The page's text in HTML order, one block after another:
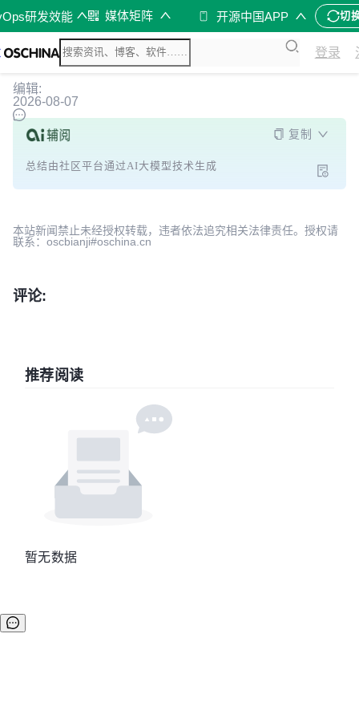
研发效能 媒体矩阵 开源中国APP 切
登录
编辑:
2026-08-07
复制
总结由社区平台通过AI大模型技术生成
本站新闻禁止未经授权转载，违者依法追究相关法律责任。授权请
联系：oscbianji#oschina.cn
评论:
推荐阅读
暂无数据